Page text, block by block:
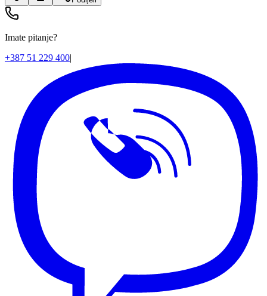
Imate pitanje?
+387 51 229 400|